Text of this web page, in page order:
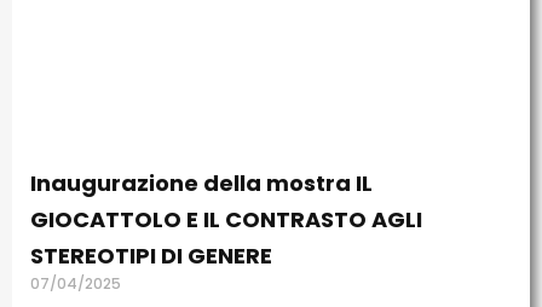
Inaugurazione della mostra IL
GIOCATTOLO E IL CONTRASTO AGLI
STEREOTIPI DI GENERE
07/04/2025